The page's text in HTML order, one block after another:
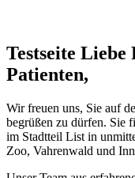
Testseite
Patienten,
Wir freuen uns, Sie auf
begrüßen zu dürfen. Sie
im Stadtteil List in
Zoo, Vahrenwald und